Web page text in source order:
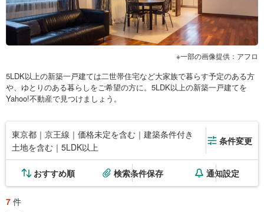
一部の画像提供：アフロ
5LDK以上の新築一戸建ては二世帯住宅など大家族で暮らす予定のある方
や、ゆとりのある暮らしをご希望の方に。5LDK以上の新築一戸建てを
Yahoo!不動産で見つけましょう。
東京都｜京王線｜価格未定を含む｜建築条件付き
土地を含む｜5LDK以上
条件変更
おすすめ順 検索条件保存 通知設定
7 件